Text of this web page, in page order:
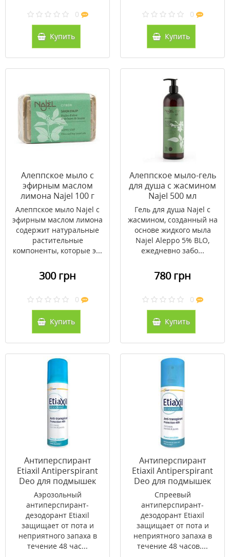
0
Купить
0
Купить
Алеппское мыло с
эфирным маслом
лимона Najel 100 г
Алеппское мыло Najel с
эфирным маслом лимона
содержит натуральные
растительные
компоненты, которые э...
300 грн
0
Купить
Алеппское мыло-гель
для душа с жасмином
Najel 500 мл
Гель для душа Najel с
жасмином, созданный на
основе жидкого мыла
Najel Aleppo 5% BLO,
ежедневно забо...
780 грн
0
Купить
Антиперспирант
Etiaxil Antiperspirant
Deo для подмышек
48h аэрозоль 150 мл
Аэрозольный
антиперспирант-
дезодорант Etiaxil
защищает от пота и
неприятного запаха в
течение 48 час...
Антиперспирант
Etiaxil Antiperspirant
Deo для подмышек
48h спрей 100 мл
Спреевый
антиперспирант-
дезодорант Etiaxil
защищает от пота и
неприятного запаха в
течение 48 часов....